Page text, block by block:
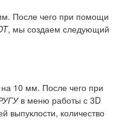
После чего при помощи
, мы создаем следующий
10 мм. После чего при
в меню работы с 3D
выпуклости, количество